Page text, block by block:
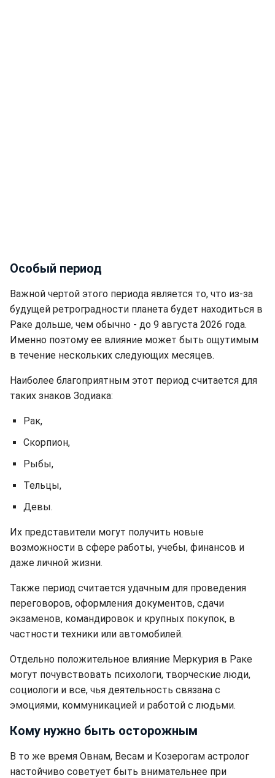
Особый период
Важной чертой этого периода является то, что из-за
будущей ретроградности планета будет находиться в
Раке дольше, чем обычно - до 9 августа 2026 года.
Именно поэтому ее влияние может быть ощутимым
в течение нескольких следующих месяцев.
Наиболее благоприятным этот период считается для
таких знаков Зодиака:
Рак,
Скорпион,
Рыбы,
Тельцы,
Девы.
Их представители могут получить новые
возможности в сфере работы, учебы, финансов и
даже личной жизни.
Также период считается удачным для проведения
переговоров, оформления документов, сдачи
экзаменов, командировок и крупных покупок, в
частности техники или автомобилей.
Отдельно положительное влияние Меркурия в Раке
могут почувствовать психологи, творческие люди,
социологи и все, чья деятельность связана с
эмоциями, коммуникацией и работой с людьми.
Кому нужно быть осторожным
В то же время Овнам, Весам и Козерогам астролог
настойчиво советует быть внимательнее при